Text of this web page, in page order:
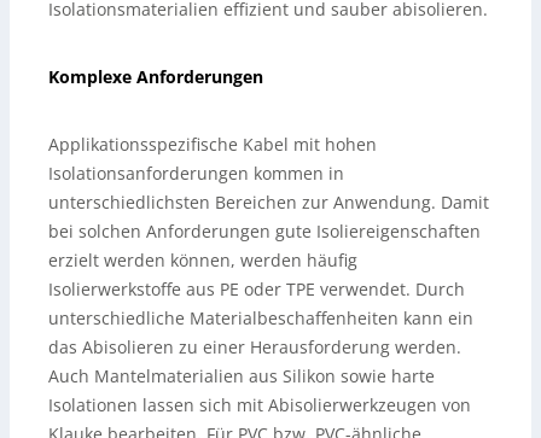
Isolationsmaterialien effizient und sauber abisolieren.
Komplexe Anforderungen
Applikationsspezifische Kabel mit hohen
Isolationsanforderungen kommen in
unterschiedlichsten Bereichen zur Anwendung. Damit
bei solchen Anforderungen gute Isoliereigenschaften
erzielt werden können, werden häufig
Isolierwerkstoffe aus PE oder TPE verwendet. Durch
unterschiedliche Materialbeschaffenheiten kann ein
das Abisolieren zu einer Herausforderung werden.
Auch Mantelmaterialien aus Silikon sowie harte
Isolationen lassen sich mit Abisolierwerkzeugen von